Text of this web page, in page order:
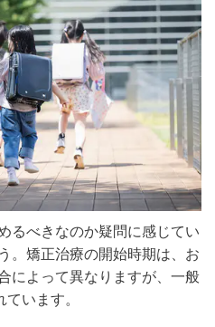
るべきなのか疑問に感じてい
。矯正治療の開始時期は、お
によって異なりますが、一般
います。